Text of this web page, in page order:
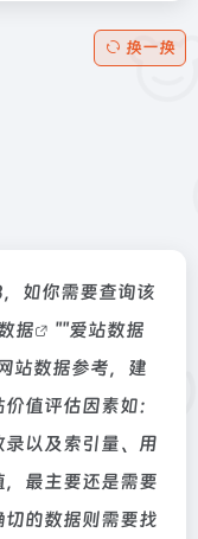
换一换
如你需要查询该
据 ""爱站数据
站数据参考，建
值评估因素如：
以及索引量、用
最主要还是需要
的数据则需要找